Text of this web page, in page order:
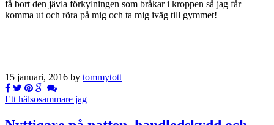
få bort den jävla förkylningen som bråkar i kroppen så jag får
komma ut och röra på mig och ta mig iväg till gymmet!
15 januari, 2016 by tommytott
Ett hälsosammare jag